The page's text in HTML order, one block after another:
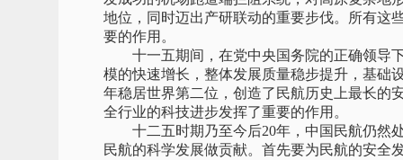
地位，同时迈出产研联动的重要步伐。所有这
要的作用。
十一五期间，在党中央国务院的正确领导下
模的快速增长，整体发展质量稳步提升，基础
年稳居世界第二位，创造了民航历史上最长的
全行业的科技进步发挥了重要的作用。
十二五时期乃至今后20年，中国民航仍然
民航的科学发展做贡献。首先要为民航的安全